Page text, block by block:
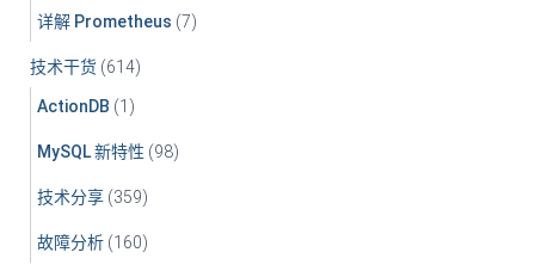
详解 Prometheus (7)
技术干货 (614)
ActionDB (1)
MySQL 新特性 (98)
技术分享 (359)
故障分析 (160)